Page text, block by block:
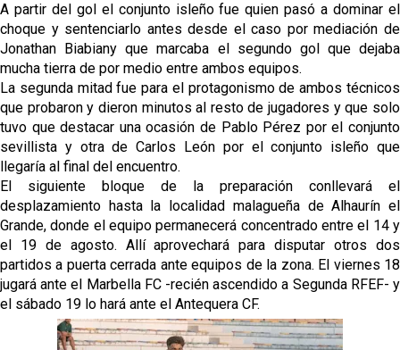
Banquillos confirmados: así queda la cantera del
Sevilla Femenino para la 2026/27
A partir del gol el conjunto isleño fue quien pasó a dominar el
choque y sentenciarlo antes desde el caso por mediación de
Jonathan Biabiany que marcaba el segundo gol que dejaba
mucha tierra de por medio entre ambos equipos.
La segunda mitad fue para el protagonismo de ambos técnicos
que probaron y dieron minutos al resto de jugadores y que solo
tuvo que destacar una ocasión de Pablo Pérez por el conjunto
sevillista y otra de Carlos León por el conjunto isleño que
llegaría al final del encuentro.
El siguiente bloque de la preparación conllevará el
desplazamiento hasta la localidad malagueña de Alhaurín el
Grande, donde el equipo permanecerá concentrado entre el 14 y
el 19 de agosto. Allí aprovechará para disputar otros dos
partidos a puerta cerrada ante equipos de la zona. El viernes 18
jugará ante el Marbella FC -recién ascendido a Segunda RFEF- y
el sábado 19 lo hará ante el Antequera CF.